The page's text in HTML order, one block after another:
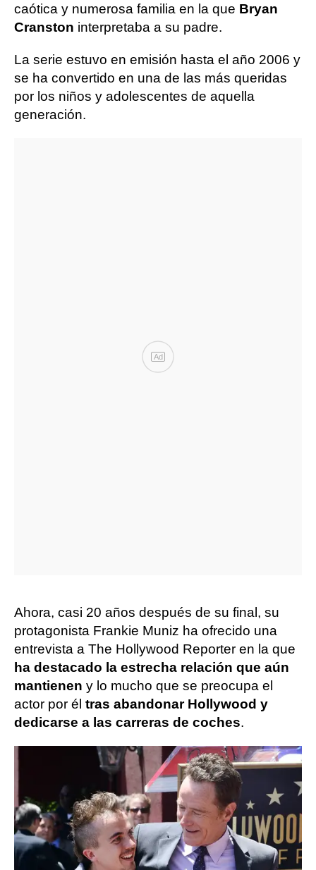
caótica y numerosa familia en la que Bryan
Cranston interpretaba a su padre.
La serie estuvo en emisión hasta el año 2006 y
se ha convertido en una de las más queridas
por los niños y adolescentes de aquella
generación.
Ad
Ahora, casi 20 años después de su final, su
protagonista Frankie Muniz ha ofrecido una
entrevista a The Hollywood Reporter en la que
ha destacado la estrecha relación que aún
mantienen y lo mucho que se preocupa el
actor por él tras abandonar Hollywood y
dedicarse a las carreras de coches.